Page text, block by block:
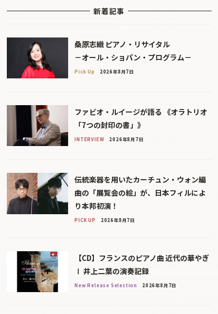
新着記事
桑原志織 ピアノ・リサイタル
－オール・ショパン・プログラム－
Pick Up 2026年8月7日
ファビオ・ルイージが語る 《オラトリオ
「7つの封印の書」》
INTERVIEW 2026年8月7日
伝統楽器を用いたカーチュン・ウォン編
曲の「展覧会の絵」が、日本フィルによ
り本邦初演！
PICK UP 2026年8月7日
【CD】フランスのピアノ曲 近代の華やぎ
Ⅰ 井上二葉の演奏記録
New Release Selection 2026年8月7日